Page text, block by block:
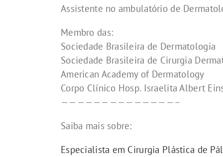
Assistente no ambulatório de
Membro das:
Sociedade Brasileira de Dermatologia
Sociedade Brasileira de Cirurgia
American Academy of Dermatology
Corpo Clínico Hosp. Israelita Albert
——————————————–
Saiba mais sobre:
Especialista em Cirurgia Plástica de